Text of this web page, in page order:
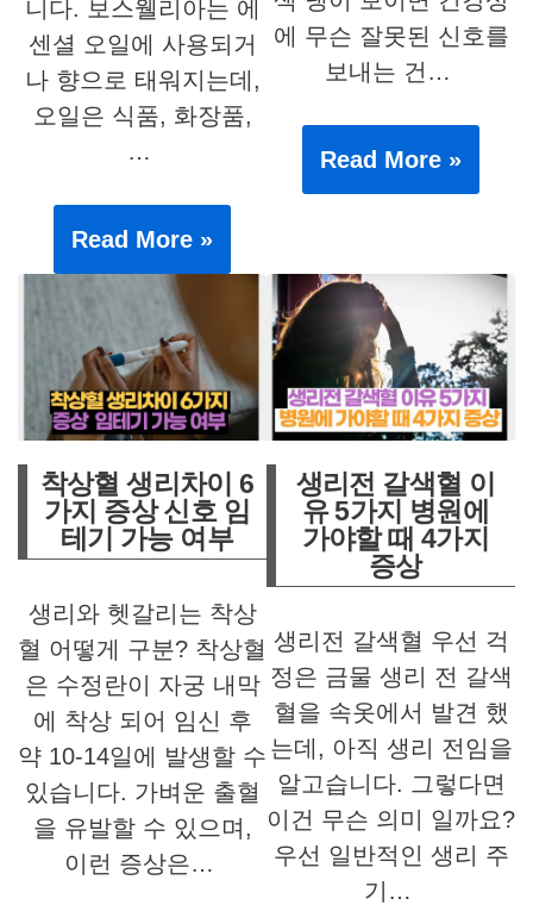
니다. 보스웰리아는 에
센셜 오일에 사용되거
나 향으로 태워지는데,
오일은 식품, 화장품,
…
Read More »
에 무슨 잘못된 신호를
보내는 건…
Read More »
착상혈 생리차이 6
가지 증상 신호 임
테기 가능 여부
생리와 헷갈리는 착상
혈 어떻게 구분? 착상혈
은 수정란이 자궁 내막
에 착상 되어 임신 후
약 10-14일에 발생할 수
있습니다. 가벼운 출혈
을 유발할 수 있으며,
이런 증상은…
생리전 갈색혈 이
유 5가지 병원에
가야할 때 4가지
증상
생리전 갈색혈 우선 걱
정은 금물 생리 전 갈색
혈을 속옷에서 발견 했
는데, 아직 생리 전임을
알고습니다. 그렇다면
이건 무슨 의미 일까요?
우선 일반적인 생리 주
기…